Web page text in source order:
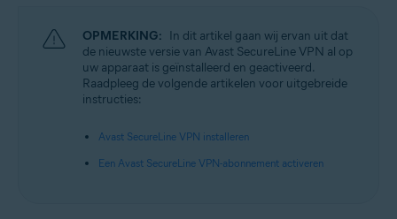
OPMERKING: In dit artikel gaan wij ervan uit dat
de nieuwste versie van Avast SecureLine VPN al op
uw apparaat is geïnstalleerd en geactiveerd.
Raadpleeg de volgende artikelen voor uitgebreide
instructies:
Avast SecureLine VPN installeren
Een Avast SecureLine VPN-abonnement activeren